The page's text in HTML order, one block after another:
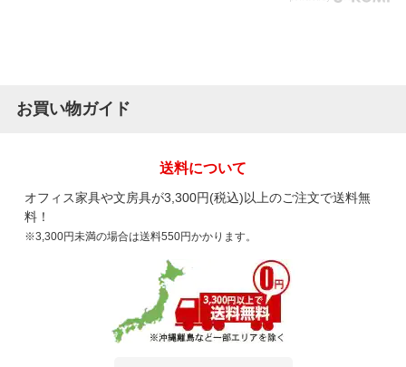
お買い物ガイド
送料について
オフィス家具や文房具が3,300円(税込)以上のご注文で送料無
料！
※3,300円未満の場合は送料550円かかります。